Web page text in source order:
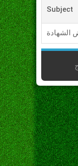
Subject
الشهادة